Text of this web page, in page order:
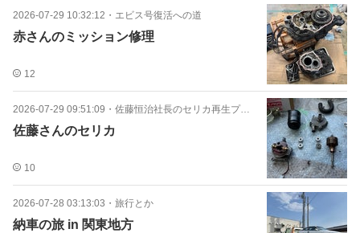
2026-07-29 10:32:12 ・ エビス号復活への道
赤さんのミッション修理
12
2026-07-29 09:51:09 ・ 佐藤恒治社長のセリカ再生プロジェクト
佐藤さんのセリカ
10
2026-07-28 03:13:03 ・ 旅行とか
納車の旅 in 関東地方